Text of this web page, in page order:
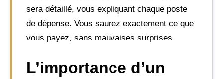
sera détaillé, vous expliquant chaque poste
de dépense. Vous saurez exactement ce que
vous payez, sans mauvaises surprises.
L’importance d’un